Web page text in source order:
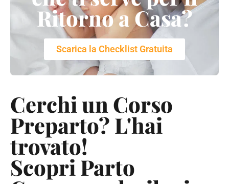
Ritorno a Casa?
Scarica la Checklist Gratuita
Cerchi un Corso
Preparto? L'hai
trovato!
Scopri Parto